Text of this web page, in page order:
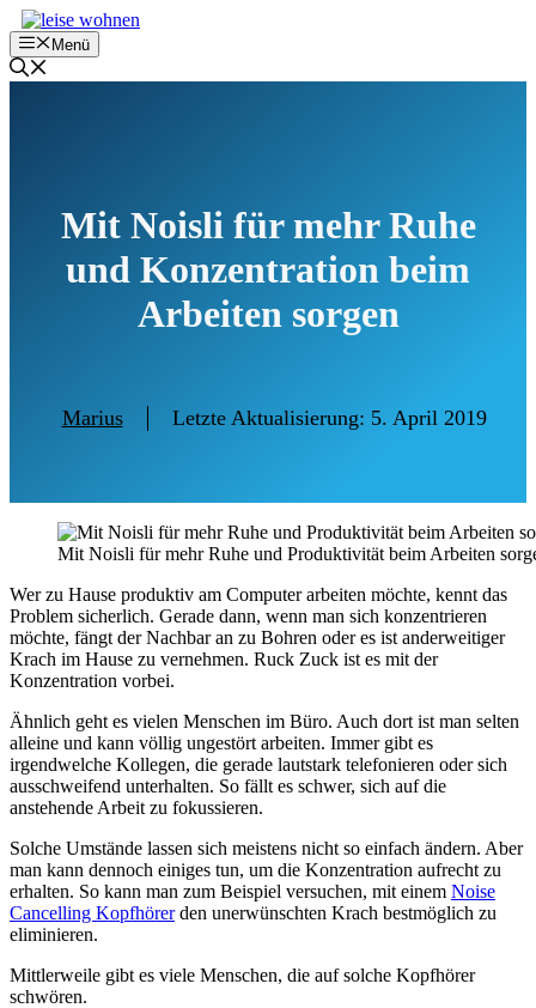
Zum
Inhalt
springen
Menü
Mit Noisli für mehr Ruhe
und Konzentration beim
Arbeiten sorgen
Marius Letzte Aktualisierung: 5. April 2019
Mit Noisli für mehr Ruhe und Produktivität beim Arbeiten
Wer zu Hause produktiv am Computer arbeiten möchte, kennt das
Problem sicherlich. Gerade dann, wenn man sich konzentrieren
möchte, fängt der Nachbar an zu Bohren oder es ist anderweitiger
Krach im Hause zu vernehmen. Ruck Zuck ist es mit der
Konzentration vorbei.
Ähnlich geht es vielen Menschen im Büro. Auch dort ist man selten
alleine und kann völlig ungestört arbeiten. Immer gibt es
irgendwelche Kollegen, die gerade lautstark telefonieren oder sich
ausschweifend unterhalten. So fällt es schwer, sich auf die
anstehende Arbeit zu fokussieren.
Solche Umstände lassen sich meistens nicht so einfach ändern. Aber
man kann dennoch einiges tun, um die Konzentration aufrecht zu
erhalten. So kann man zum Beispiel versuchen, mit einem Noise
Cancelling Kopfhörerden unerwünschten Krach bestmöglich zu
eliminieren.
Mittlerweile gibt es viele Menschen, die auf solche Kopfhörer
schwören.